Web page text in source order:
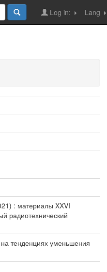
Lang
Log in:
: материалы XXVI
радиотехнический
тенденциях уменьшения